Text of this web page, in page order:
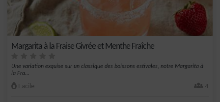
Margarita à la Fraise Givrée et Menthe Fraîche
Une variation exquise sur un classique des boissons estivales, notre Margarita à
la Fra...
Facile 4